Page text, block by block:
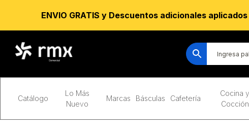
Catálogo
Lo Más
Nuevo
Marcas Básculas Cafetería
Cocina y
Cocción
ENVIO GRATIS y Descuentos adicionales